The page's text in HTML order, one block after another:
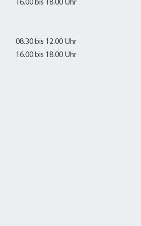
16.00 bis 18.00 Uhr
08.30 bis 12.00 Uhr
16.00 bis 18.00 Uhr